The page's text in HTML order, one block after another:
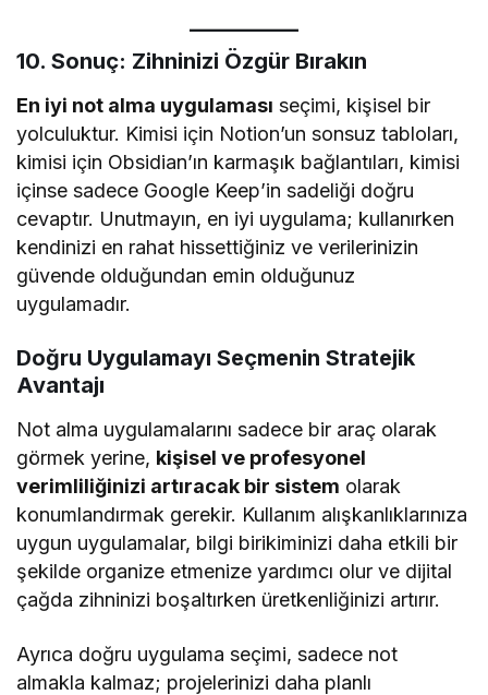
10. Sonuç: Zihninizi Özgür Bırakın
En iyi not alma uygulaması seçimi, kişisel bir
yolculuktur. Kimisi için Notion’un sonsuz tabloları,
kimisi için Obsidian’ın karmaşık bağlantıları, kimisi
içinse sadece Google Keep’in sadeliği doğru
cevaptır. Unutmayın, en iyi uygulama; kullanırken
kendinizi en rahat hissettiğiniz ve verilerinizin
güvende olduğundan emin olduğunuz
uygulamadır.
Doğru Uygulamayı Seçmenin Stratejik
Avantajı
Not alma uygulamalarını sadece bir araç olarak
görmek yerine, kişisel ve profesyonel
verimliliğinizi artıracak bir sistem olarak
konumlandırmak gerekir. Kullanım alışkanlıklarınıza
uygun uygulamalar, bilgi birikiminizi daha etkili bir
şekilde organize etmenize yardımcı olur ve dijital
çağda zihninizi boşaltırken üretkenliğinizi artırır.
Ayrıca doğru uygulama seçimi, sadece not
almakla kalmaz; projelerinizi daha planlı